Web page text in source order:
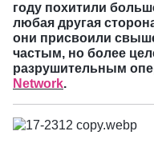
году похитили
любая другая
они присвоили
частым, но более
разрушительным
Network.